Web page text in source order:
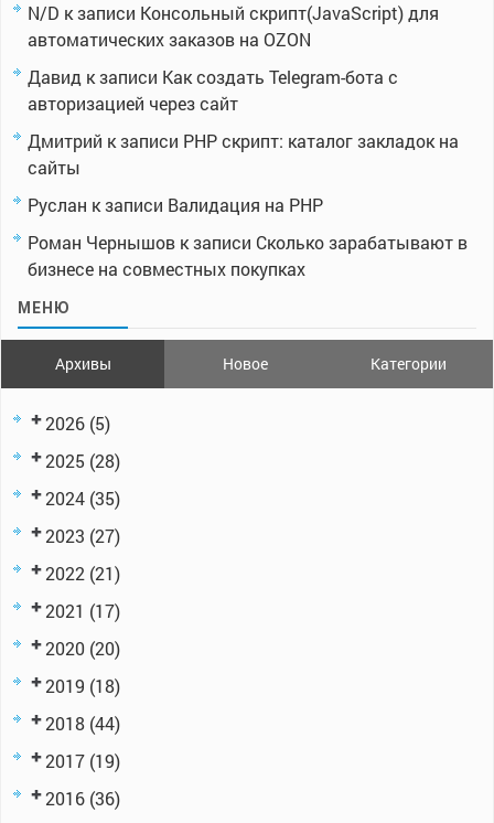
N/D к записи Консольный скрипт(JavaScript) для
автоматических заказов на OZON
Давид к записи Как создать Telegram-бота с
авторизацией через сайт
Дмитрий к записи PHP скрипт: каталог закладок на
сайты
Руслан к записи Валидация на PHP
Роман Чернышов к записи Сколько зарабатывают в
бизнесе на совместных покупках
МЕНЮ
Архивы Новое Категории
2026 (5)
2025 (28)
2024 (35)
2023 (27)
2022 (21)
2021 (17)
2020 (20)
2019 (18)
2018 (44)
2017 (19)
2016 (36)